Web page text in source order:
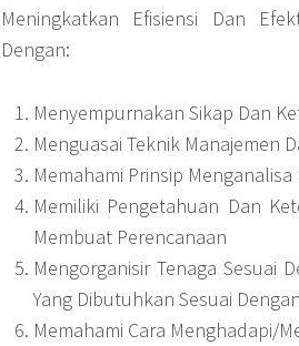
Meningkatkan Efisiensi Dan
Dengan:
Menyempurnakan Sikap Dan
Menguasai Teknik Manajemen
Memahami Prinsip
Memiliki Pengetahuan Dan
Membuat Perencanaan
Mengorganisir Tenaga Sesuai
Yang Dibutuhkan Sesuai
Memahami Cara Menghadapi/